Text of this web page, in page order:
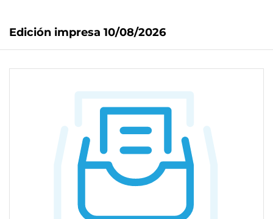
Edición impresa 10/08/2026